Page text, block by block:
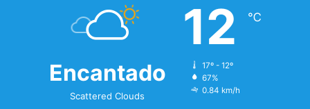
Encantado
Scattered Clouds
12 ℃
17º - 12º
67%
0.84 km/h